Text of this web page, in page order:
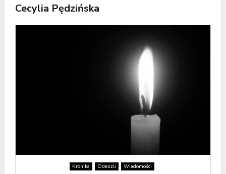
Cecylia Pędzińska
Kronika Odeszli Wiadomości